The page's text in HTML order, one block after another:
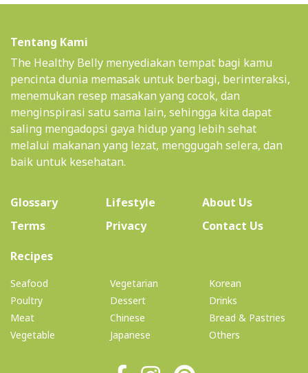
Tentang Kami
The Healthy Belly menyediakan tempat bagi kamu
pencinta dunia memasak untuk berbagi, berinteraksi,
menemukan resep masakan yang cocok, dan
menginspirasi satu sama lain, sehingga kita dapat
saling mengadopsi gaya hidup yang lebih sehat
melalui makanan yang lezat, menggugah selera, dan
baik untuk kesehatan.
Glossary Lifestyle About Us(current)
Terms
Privacy
Contact Us
Recipes(current)
Seafood
Poultry
Meat
Vegetable
Vegetarian
Dessert
Chinese
Japanese
Korean
Drinks
Bread & Pastries
Others